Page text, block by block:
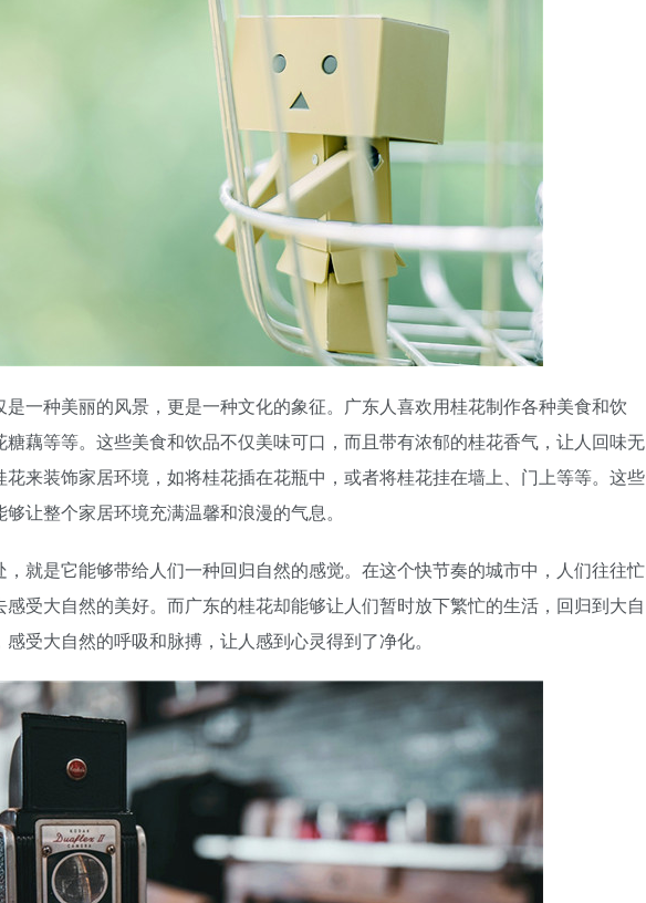
一种美丽的风景，更是一种文化的象征。广东人喜欢用桂花制作各种美食和饮
藕等等。这些美食和饮品不仅美味可口，而且带有浓郁的桂花香气，让人回味无
来装饰家居环境，如将桂花插在花瓶中，或者将桂花挂在墙上、门上等等。这些
让整个家居环境充满温馨和浪漫的气息。
就是它能够带给人们一种回归自然的感觉。在这个快节奏的城市中，人们往往忙
受大自然的美好。而广东的桂花却能够让人们暂时放下繁忙的生活，回归到大自
受大自然的呼吸和脉搏，让人感到心灵得到了净化。